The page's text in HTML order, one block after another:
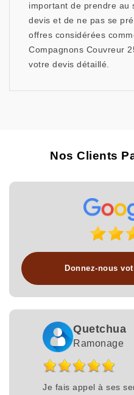
important de prendre au
devis et de ne pas se
offres considérées
Compagnons Couvreur
votre devis détaillé.
Nos Clients
Donnez-nous
Quetchua
Ramonage
Je fais appel à ses